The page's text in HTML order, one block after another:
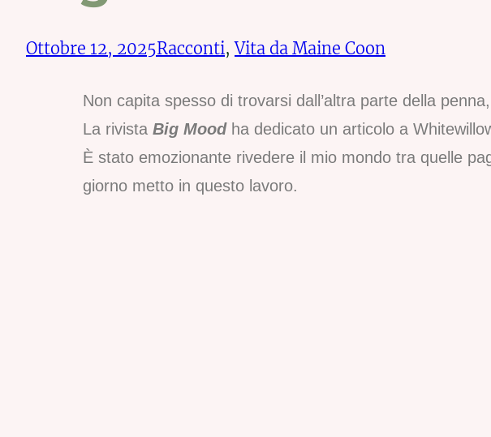
Ottobre 12, 2025Racconti, Vita da Maine Coon
Non capita spesso di trovarsi dall’altra parte della
La rivista Big Mood ha dedicato un articolo a
È stato emozionante rivedere il mio mondo tra quelle
giorno metto in questo lavoro.